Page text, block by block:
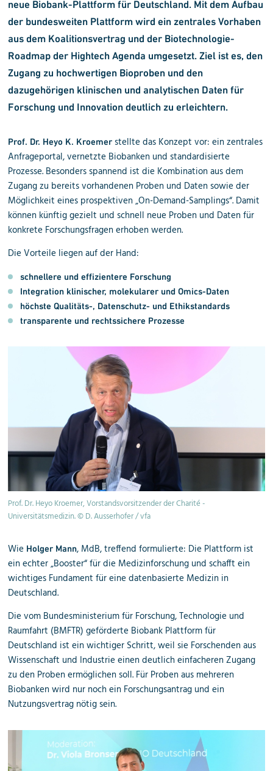
neue Biobank-Plattform für Deutschland. Mit dem Aufbau
der bundesweiten Plattform wird ein zentrales Vorhaben
aus dem Koalitionsvertrag und der Biotechnologie-
Roadmap der Hightech Agenda umgesetzt. Ziel ist es, den
Zugang zu hochwertigen Bioproben und den
dazugehörigen klinischen und analytischen Daten für
Forschung und Innovation deutlich zu erleichtern.
Prof. Dr. Heyo K. Kroemer stellte das Konzept vor: ein zentrales
Anfrageportal, vernetzte Biobanken und standardisierte
Prozesse. Besonders spannend ist die Kombination aus dem
Zugang zu bereits vorhandenen Proben und Daten sowie der
Möglichkeit eines prospektiven „On-Demand-Samplings“. Damit
können künftig gezielt und schnell neue Proben und Daten für
konkrete Forschungsfragen erhoben werden.
Die Vorteile liegen auf der Hand:
schnellere und effizientere Forschung
Integration klinischer, molekularer und Omics-Daten
höchste Qualitäts-, Datenschutz- und Ethikstandards
transparente und rechtssichere Prozesse
Prof. Dr. Heyo Kroemer, Vorstandsvorsitzender der Charité -
Universitätsmedizin. © D. Ausserhofer / vfa
Wie Holger Mann, MdB, treffend formulierte: Die Plattform ist
ein echter „Booster“ für die Medizinforschung und schafft ein
wichtiges Fundament für eine datenbasierte Medizin in
Deutschland.
Die vom Bundesministerium für Forschung, Technologie und
Raumfahrt (BMFTR) geförderte Biobank Plattform für
Deutschland ist ein wichtiger Schritt, weil sie Forschenden aus
Wissenschaft und Industrie einen deutlich einfacheren Zugang
zu den Proben ermöglichen soll. Für Proben aus mehreren
Biobanken wird nur noch ein Forschungsantrag und ein
Nutzungsvertrag nötig sein.